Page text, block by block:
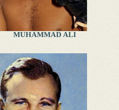
MUHAMMAD ALI